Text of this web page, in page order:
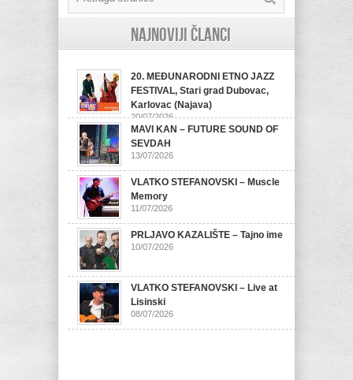
Najnoviji članci
20. MEĐUNARODNI ETNO JAZZ
FESTIVAL, Stari grad Dubovac,
Karlovac (Najava)
20/07/2026
MAVI KAN – FUTURE SOUND OF
SEVDAH
13/07/2026
VLATKO STEFANOVSKI – Muscle
Memory
11/07/2026
PRLJAVO KAZALIŠTE – Tajno ime
10/07/2026
VLATKO STEFANOVSKI – Live at
Lisinski
08/07/2026